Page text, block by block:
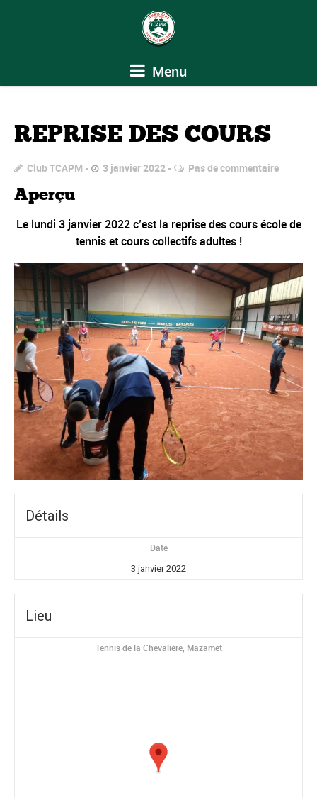
Menu
REPRISE DES COURS
Club TCAPM 3 janvier 2022 Pas de commentaire
Aperçu
Le lundi 3 janvier 2022 c’est la reprise des cours école de
tennis et cours collectifs adultes !
Détails
Date
3 janvier 2022
Lieu
Tennis de la Chevalière, Mazamet